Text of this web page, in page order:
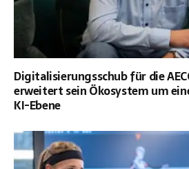
Digitalisierungsschub für die
erweitert sein Ökosystem um
KI-Ebene